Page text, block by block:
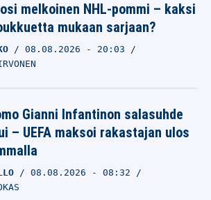
melkoinen NHL-pommi – kaksi
mukaan sarjaan?
08.08.2026 - 20:03
Gianni Infantinon salasuhde
– UEFA maksoi rakastajan ulos
08.08.2026 - 08:32